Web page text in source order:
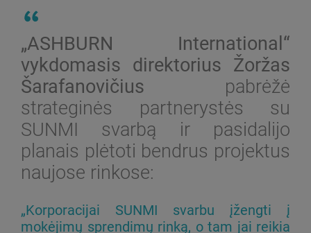
„ASHBURN International“
vykdomasis direktorius Žoržas
Šarafanovičius pabrėžė
strateginės partnerystės su
SUNMI svarbą ir pasidalijo
planais plėtoti bendrus projektus
naujose rinkose:
„Korporacijai SUNMI svarbu įžengti į
mokėjimų sprendimų rinką, o tam jai reikia